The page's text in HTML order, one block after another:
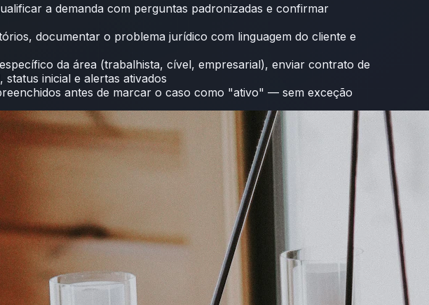
a demanda com perguntas padronizadas e confirmar
documentar o problema jurídico com linguagem do cliente e
da área (trabalhista, cível, empresarial), enviar contrato de
inicial e alertas ativados
antes de marcar o caso como "ativo" — sem exceção